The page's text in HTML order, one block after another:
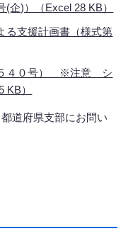
企)）（Excel 28 KB）
る支援計画書（様式第
５４０号） ※注意 シ
KB）
道府県支部にお問い